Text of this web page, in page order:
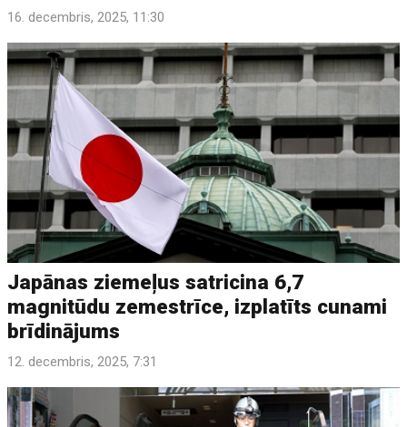
16. decembris, 2025, 11:30
Japānas ziemeļus satricina 6,7
magnitūdu zemestrīce, izplatīts cunami
brīdinājums
12. decembris, 2025, 7:31